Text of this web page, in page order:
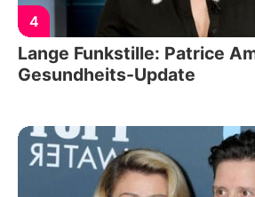
4
Lange Funkstille: Patrice
Gesundheits-Update